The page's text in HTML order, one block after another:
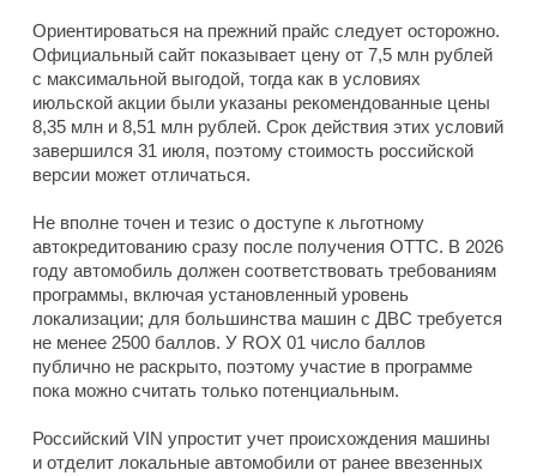
Ориентироваться на прежний прайс следует осторожно.
Официальный сайт показывает цену от 7,5 млн рублей
с максимальной выгодой, тогда как в условиях
июльской акции были указаны рекомендованные цены
8,35 млн и 8,51 млн рублей. Срок действия этих условий
завершился 31 июля, поэтому стоимость российской
версии может отличаться.
Не вполне точен и тезис о доступе к льготному
автокредитованию сразу после получения ОТТС. В 2026
году автомобиль должен соответствовать требованиям
программы, включая установленный уровень
локализации; для большинства машин с ДВС требуется
не менее 2500 баллов. У ROX 01 число баллов
публично не раскрыто, поэтому участие в программе
пока можно считать только потенциальным.
Российский VIN упростит учет происхождения машины
и отделит локальные автомобили от ранее ввезенных